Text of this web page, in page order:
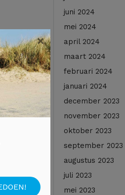
juni 2024
mei 2024
april 2024
maart 2024
februari 2024
januari 2024
december 2023
november 2023
oktober 2023
september 2023
augustus 2023
juli 2023
mei 2023
×